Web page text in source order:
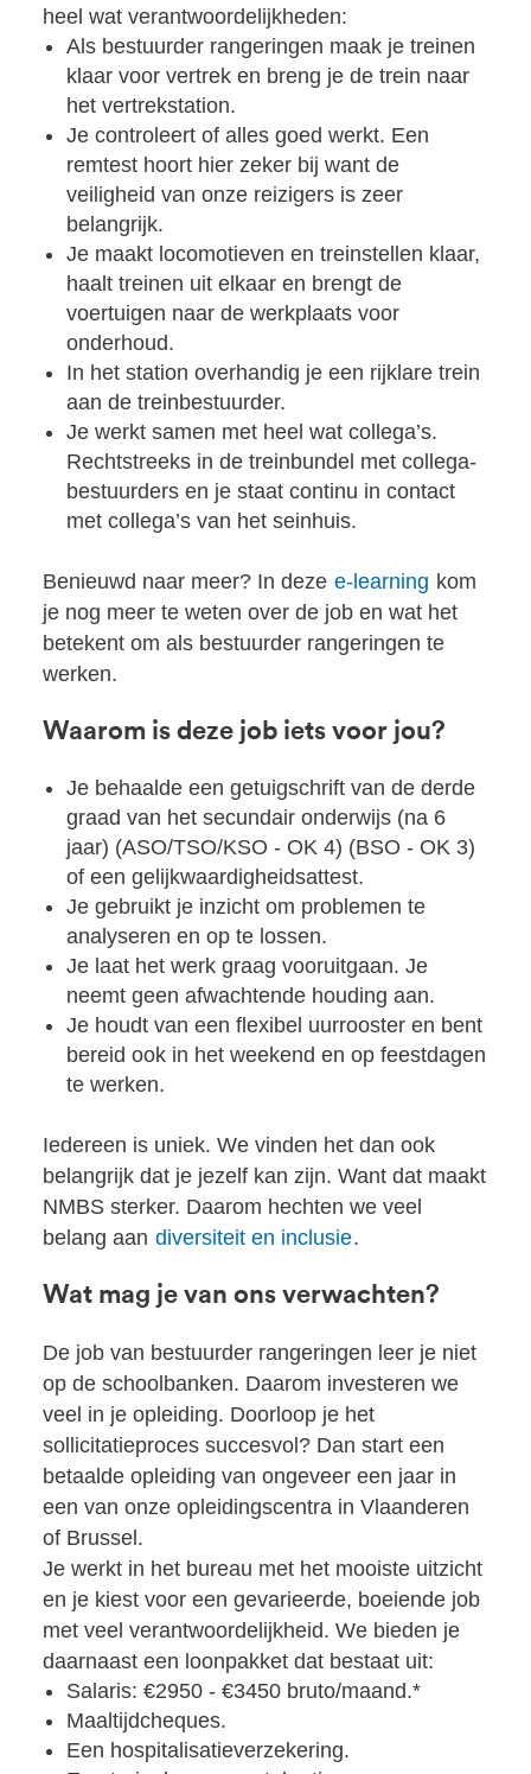
heel wat verantwoordelijkheden:
Als bestuurder rangeringen maak je treinen
klaar voor vertrek en breng je de trein naar
het vertrekstation.
Je controleert of alles goed werkt. Een
remtest hoort hier zeker bij want de
veiligheid van onze reizigers is zeer
belangrijk.
Je maakt locomotieven en treinstellen klaar,
haalt treinen uit elkaar en brengt de
voertuigen naar de werkplaats voor
onderhoud.
In het station overhandig je een rijklare trein
aan de treinbestuurder.
Je werkt samen met heel wat collega’s.
Rechtstreeks in de treinbundel met collega-
bestuurders en je staat continu in contact
met collega’s van het seinhuis.
Benieuwd naar meer? In deze e-learning kom
je nog meer te weten over de job en wat het
betekent om als bestuurder rangeringen te
werken.
Waarom is deze job iets voor jou?
Je behaalde een getuigschrift van de derde
graad van het secundair onderwijs (na 6
jaar) (ASO/TSO/KSO - OK 4) (BSO - OK 3)
of een gelijkwaardigheidsattest.
Je gebruikt je inzicht om problemen te
analyseren en op te lossen.
Je laat het werk graag vooruitgaan. Je
neemt geen afwachtende houding aan.
Je houdt van een flexibel uurrooster en bent
bereid ook in het weekend en op feestdagen
te werken.
Iedereen is uniek. We vinden het dan ook
belangrijk dat je jezelf kan zijn. Want dat maakt
NMBS sterker. Daarom hechten we veel
belang aan diversiteit en inclusie.
Wat mag je van ons verwachten?
De job van bestuurder rangeringen leer je niet
op de schoolbanken. Daarom investeren we
veel in je opleiding. Doorloop je het
sollicitatieproces succesvol? Dan start een
betaalde opleiding van ongeveer een jaar in
een van onze opleidingscentra in Vlaanderen
of Brussel.
Je werkt in het bureau met het mooiste uitzicht
en je kiest voor een gevarieerde, boeiende job
met veel verantwoordelijkheid. We bieden je
daarnaast een loonpakket dat bestaat uit:
Salaris: €2950 - €3450 bruto/maand.*
Maaltijdcheques.
Een hospitalisatieverzekering.